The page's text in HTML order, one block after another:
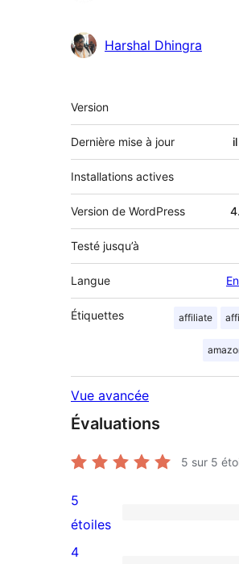
Harshal Dhingra
Méta
Version
Dernière mise à jour
Installations actives
Version de WordPress
Testé jusqu’à
Langue
Étiquettes affiliate
Vue avancée
Évaluations
5 sur 5
3
avis
5
étoiles
4